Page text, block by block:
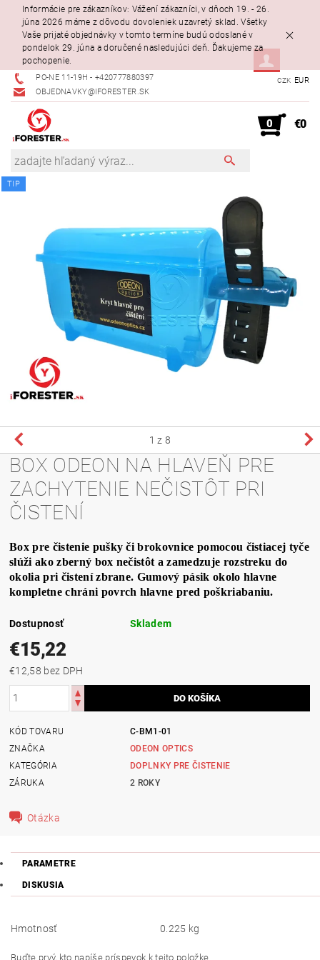
Informácie pre zákazníkov: Vážení zákazníci, v dňoch 19. - 26.
júna 2026 máme z dôvodu dovoleniek uzavretý sklad. Všetky
Vaše prijaté objednávky v tomto termíne budú odoslané v
pondelok 29. júna a doručené nasledujúci deň. Ďakujeme za
pochopenie.
PO-NE 11-19H - +420777880397
OBJEDNAVKY@IFORESTER.SK
CZK EUR
0 €0
TIP
1 z 8
BOX ODEON NA HLAVEŇ PRE
ZACHYTENIE NEČISTÔT PRI
ČISTENÍ
Box pre čistenie pušky či brokovnice pomocou čistiacej tyče
slúži ako zberný box nečistôt a zamedzuje rozstreku do
okolia pri čistení zbrane. Gumový pásik okolo hlavne
kompletne chráni povrch hlavne pred poškriabaniu.
Dostupnosť Skladem
€15,22
€12,58 bez DPH
KÓD TOVARU
C-BM1-01
ZNAČKA
ODEON OPTICS
KATEGÓRIA
DOPLNKY PRE ČISTENIE
ZÁRUKA
2 ROKY
Otázka
PARAMETRE
DISKUSIA
Hmotnosť 0.225 kg
Buďte prvý, kto napíše príspevok k tejto položke.